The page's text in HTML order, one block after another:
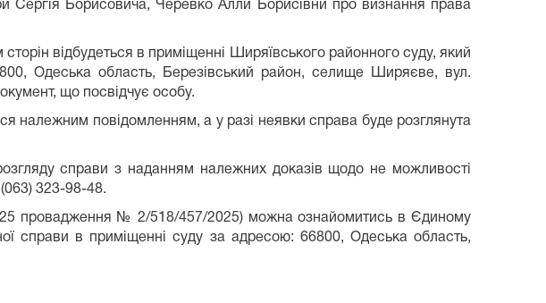
Сергія Борисовича, Черевко Алли Борисівни про визнання права
відбудеться в приміщенні Ширяївського районного суду, який
Одеська область, Березівський район, селище Ширяєве, вул.
що посвідчує особу.
повідомленням, а у разі неявки справа буде розглянута
справи з наданням належних доказів щодо не можливості
323-98-48.
провадження № 2/518/457/2025) можна ознайомитись в Єдиному
справи в приміщенні суду за адресою: 66800, Одеська область,